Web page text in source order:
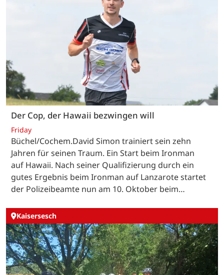
Der Cop, der Hawaii bezwingen will
Friday
Büchel/Cochem.David Simon trainiert sein zehn
Jahren für seinen Traum. Ein Start beim Ironman
auf Hawaii. Nach seiner Qualifizierung durch ein
gutes Ergebnis beim Ironman auf Lanzarote startet
der Polizeibeamte nun am 10. Oktober beim…
Kaisersesch